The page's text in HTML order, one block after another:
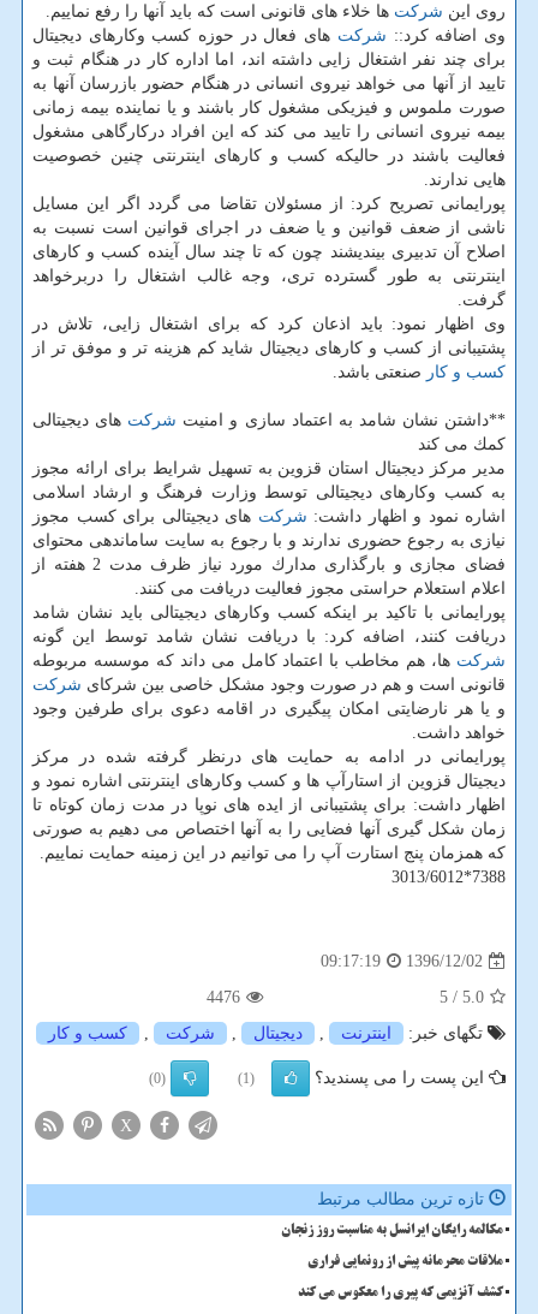
روی این شركت ها خلاء های قانونی است كه باید آنها را رفع نماییم.
وی اضافه كرد:: شركت های فعال در حوزه كسب وكارهای دیجیتال
برای چند نفر اشتغال زایی داشته اند، اما اداره كار در هنگام ثبت و
تایید از آنها می خواهد نیروی انسانی در هنگام حضور بازرسان آنها به
صورت ملموس و فیزیكی مشغول كار باشند و یا نماینده بیمه زمانی
بیمه نیروی انسانی را تایید می كند كه این افراد دركارگاهی مشغول
فعالیت باشند در حالیكه كسب و كارهای اینترنتی چنین خصوصیت
هایی ندارند.
پورایمانی تصریح كرد: از مسئولان تقاضا می گردد اگر این مسایل
ناشی از ضعف قوانین و یا ضعف در اجرای قوانین است نسبت به
اصلاح آن تدبیری بیندیشند چون كه تا چند سال آینده كسب و كارهای
اینترنتی به طور گسترده تری، وجه غالب اشتغال را دربرخواهد
گرفت.
وی اظهار نمود: باید اذعان كرد كه برای اشتغال زایی، تلاش در
پشتیبانی از كسب و كارهای دیجیتال شاید كم هزینه تر و موفق تر از
كسب و كار صنعتی باشد.
**داشتن نشان شامد به اعتماد سازی و امنیت شركت های دیجیتالی
كمك می كند
مدیر مركز دیجیتال استان قزوین به تسهیل شرایط برای ارائه مجوز
به كسب وكارهای دیجیتالی توسط وزارت فرهنگ و ارشاد اسلامی
اشاره نمود و اظهار داشت: شركت های دیجیتالی برای كسب مجوز
نیازی به رجوع حضوری ندارند و با رجوع به سایت ساماندهی محتوای
فضای مجازی و بارگذاری مدارك مورد نیاز ظرف مدت 2 هفته از
اعلام استعلام حراستی مجوز فعالیت دریافت می كنند.
پورایمانی با تاكید بر اینكه كسب وكارهای دیجیتالی باید نشان شامد
دریافت كنند، اضافه كرد: با دریافت نشان شامد توسط این گونه
شركت ها، هم مخاطب با اعتماد كامل می داند كه موسسه مربوطه
قانونی است و هم در صورت وجود مشكل خاصی بین شركای شركت
و یا هر نارضایتی امكان پیگیری در اقامه دعوی برای طرفین وجود
خواهد داشت.
پورایمانی در ادامه به حمایت های درنظر گرفته شده در مركز
دیجیتال قزوین از استارآپ ها و كسب وكارهای اینترنتی اشاره نمود و
اظهار داشت: برای پشتیبانی از ایده های نوپا در مدت زمان كوتاه تا
زمان شكل گیری آنها فضایی را به آنها اختصاص می دهیم به صورتی
كه همزمان پنج استارت آپ را می توانیم در این زمینه حمایت نماییم.
7388*3013/6012
1396/12/02
09:17:19
5.0
/ 5
4476
تگهای خبر:
اینترنت , دیجیتال , شركت , كسب و كار
این پست را می پسندید؟ (1)
(0)
X
تازه ترین مطالب مرتبط
مکالمه رایگان ایرانسل به مناسبت روز زنجان
ملاقات محرمانه پیش از رونمایی فراری
کشف آنزیمی که پیری را معکوس می کند